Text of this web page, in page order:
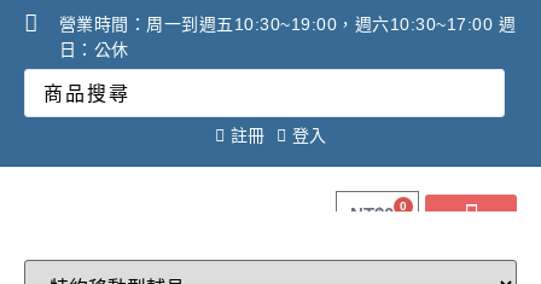
營業時間：周一到週五10:30~19:00，週六10:30~17:00 週
日：公休
註冊 登入
NT$0 0